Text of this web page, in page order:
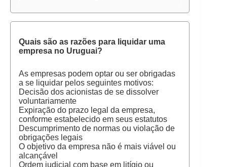
Quais são as razões para liquidar uma
empresa no Uruguai?
As empresas podem optar ou ser obrigadas
a se liquidar pelos seguintes motivos:
Decisão dos acionistas de se dissolver
voluntariamente
Expiração do prazo legal da empresa,
conforme estabelecido em seus estatutos
Descumprimento de normas ou violação de
obrigações legais
O objetivo da empresa não é mais viável ou
alcançável
Ordem judicial com base em litígio ou